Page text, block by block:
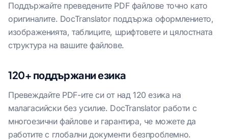
Поддържайте преведените PDF файлове точно като
оригиналите. DocTranslator поддържа оформлението,
изображенията, таблиците, шрифтовете и цялостната
структура на вашите файлове.
120+ поддържани езика
Превеждайте PDF-ите си от над 120 езика на
малагасийски без усилие. DocTranslator работи с
многоезични файлове и гарантира, че можете да
работите с глобални документи безпроблемно.